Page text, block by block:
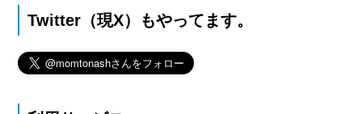
Twitter（現X）もやってます。